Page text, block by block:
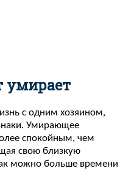
умирает
с одним хозяином,
Умирающее
спокойным, чем
свою близкую
можно больше времени